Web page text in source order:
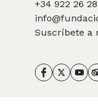
+34 922 26
Suscríbete a